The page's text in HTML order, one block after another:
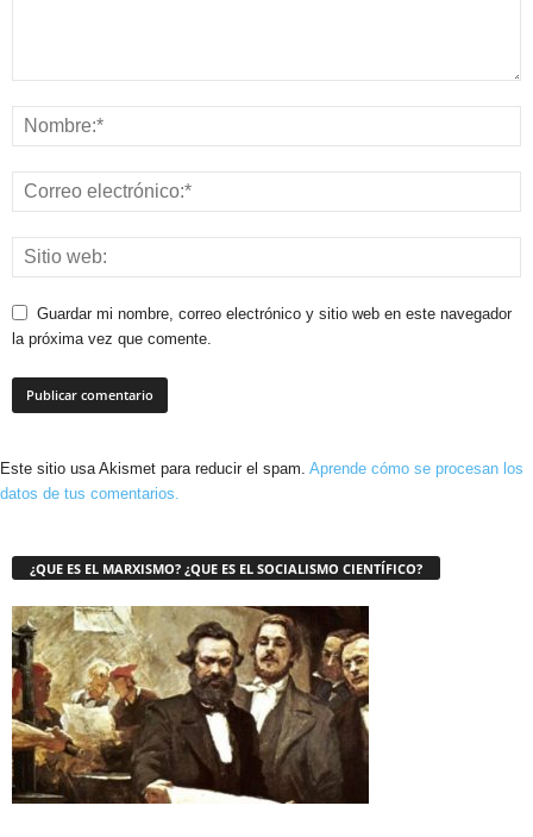
Guardar mi nombre, correo electrónico y sitio web en este navegador
la próxima vez que comente.
Este sitio usa Akismet para reducir el spam. Aprende cómo se procesan los
datos de tus comentarios.
¿QUE ES EL MARXISMO? ¿QUE ES EL SOCIALISMO CIENTÍFICO?